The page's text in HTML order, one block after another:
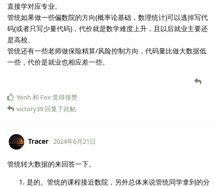
直接学对应专业。
管统如果做一些偏数院的方向(概率论基础，数理统计)可以逃掉写代
码(或者只写少量代码)，代价就是数学难度上升，且以后就业主要还
是高校。
管统还有一些老师做保险精算/风险控制方向，代码量比做大数据低
一些，代价是就业也相应差一些。
Yonh 和 Fox觉得很赞
victory39 回复了此帖
Tracer 2024年6月21日
管统转大数据的来回答一下。
是的。管统的课程接近数院，另外总体来说管统同学拿到的分